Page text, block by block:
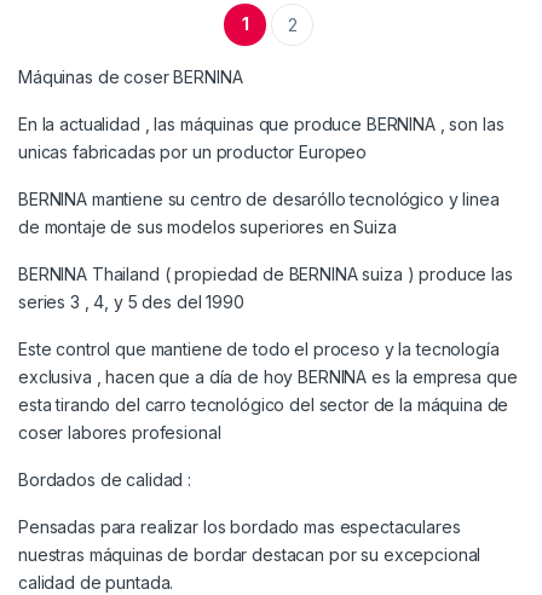
1 2
Máquinas de coser BERNINA
En la actualidad , las máquinas que produce BERNINA , son las
unicas fabricadas por un productor Europeo
BERNINA mantiene su centro de desaróllo tecnológico y linea
de montaje de sus modelos superiores en Suiza
BERNINA Thailand ( propiedad de BERNINA suiza ) produce las
series 3 , 4, y 5 des del 1990
Este control que mantiene de todo el proceso y la tecnología
exclusiva , hacen que a día de hoy BERNINA es la empresa que
esta tirando del carro tecnológico del sector de la máquina de
coser labores profesional
Bordados de calidad :
Pensadas para realizar los bordado mas espectaculares
nuestras máquinas de bordar destacan por su excepcional
calidad de puntada.